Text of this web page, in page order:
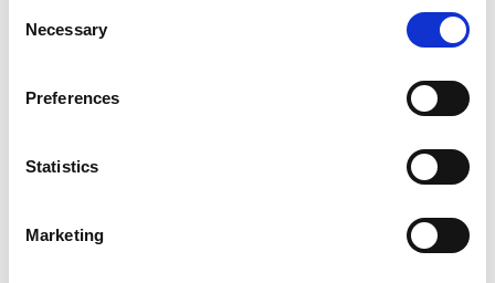
Selection
Necessary
Preferences
Statistics
Marketing